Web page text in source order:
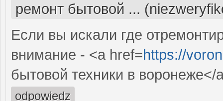
ремонт бытовой ...
Если вы искали где
внимание - <a href=https://
бытовой техники в воронеже</
odpowiedz